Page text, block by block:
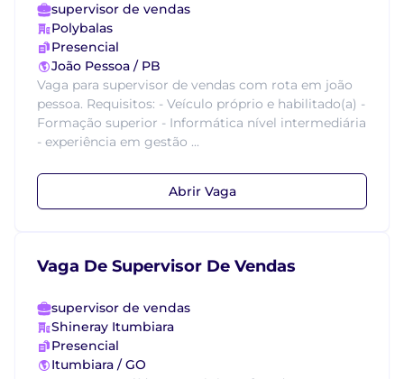
supervisor de vendas
Polybalas
Presencial
João Pessoa / PB
Vaga para supervisor de vendas com rota em joão
pessoa. Requisitos: - Veículo próprio e habilitado(a) -
Formação superior - Informática nível intermediária
- experiência em gestão ...
Abrir Vaga
Vaga De Supervisor De Vendas
supervisor de vendas
Shineray Itumbiara
Presencial
Itumbiara / GO